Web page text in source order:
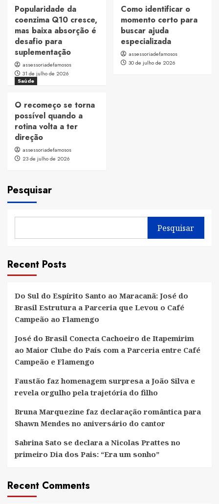
Popularidade da
coenzima Q10 cresce,
mas baixa absorção é
desafio para
suplementação
assessoriadefamosos
31 de julho de 2026
Como identificar o
momento certo para
buscar ajuda
especializada
assessoriadefamosos
30 de julho de 2026
Saúde
O recomeço se torna
possível quando a
rotina volta a ter
direção
assessoriadefamosos
23 de julho de 2026
Pesquisar
Pesquisar
Recent Posts
Do Sul do Espírito Santo ao Maracanã: José do
Brasil Estrutura a Parceria que Levou o Café
Campeão ao Flamengo
José do Brasil Conecta Cachoeiro de Itapemirim
ao Maior Clube do País com a Parceria entre Café
Campeão e Flamengo
Faustão faz homenagem surpresa a João Silva e
revela orgulho pela trajetória do filho
Bruna Marquezine faz declaração romântica para
Shawn Mendes no aniversário do cantor
Sabrina Sato se declara a Nicolas Prattes no
primeiro Dia dos Pais: “Era um sonho”
Recent Comments